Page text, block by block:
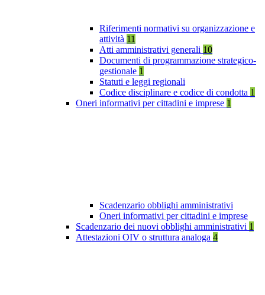
Riferimenti normativi su organizzazione e
attività 11
Atti amministrativi generali 10
Documenti di programmazione strategico-
gestionale 1
Statuti e leggi regionali
Codice disciplinare e codice di condotta 1
Oneri informativi per cittadini e imprese 1
Scadenzario obblighi amministrativi
Oneri informativi per cittadini e imprese
Scadenzario dei nuovi obblighi amministrativi 1
Attestazioni OIV o struttura analoga 4